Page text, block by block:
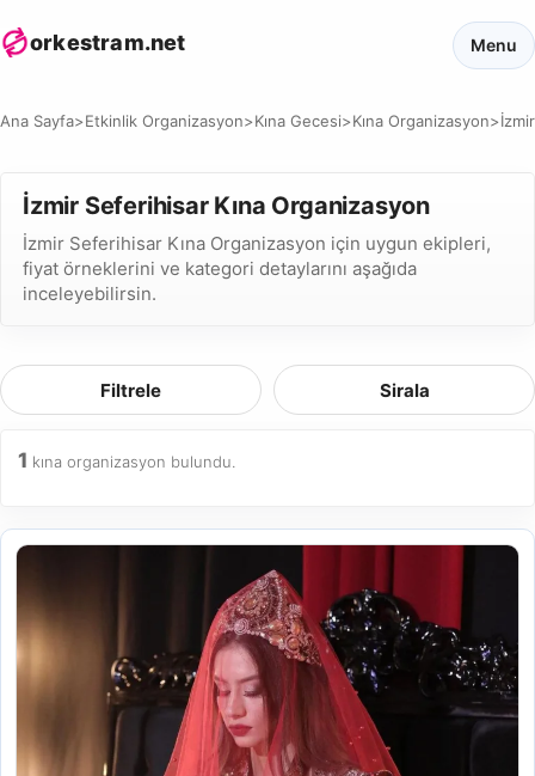
orkestram.net Menu
Ana Sayfa>Etkinlik Organizasyon>Kına Gecesi>Kına Organizasyon>İzmir
İzmir Seferihisar Kına Organizasyon
İzmir Seferihisar Kına Organizasyon için uygun ekipleri,
fiyat örneklerini ve kategori detaylarını aşağıda
inceleyebilirsin.
Filtrele Sirala
1 kına organizasyon bulundu.